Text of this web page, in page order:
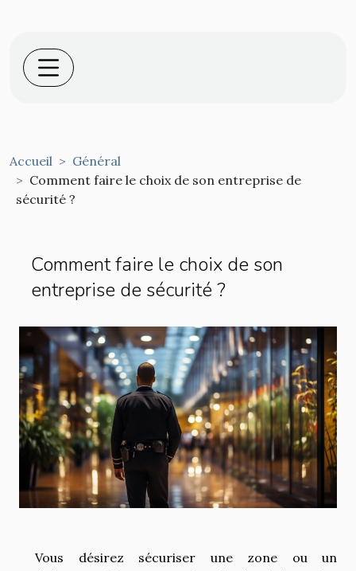
Accueil
Général
Comment faire le choix de son entreprise de
sécurité ?
Comment faire le choix de son
entreprise de sécurité ?
Vous désirez sécuriser une zone ou un